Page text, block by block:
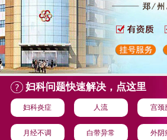
妇科问题快速解决，点这里
妇科炎症 人流 宫颈
月经不调 白带异常 外阴